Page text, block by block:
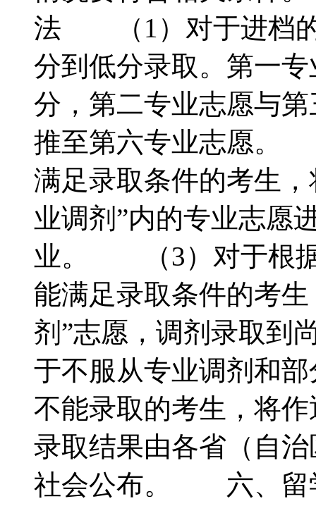
法 （1）对于进档的
分到低分录取。第一
分，第二专业志愿与
推至第六专业志愿。
满足录取条件的考生
业调剂”内的专业志愿
业。 （3）对于根据
能满足录取条件的考
剂”志愿，调剂录取
于不服从专业调剂和
不能录取的考生，将
录取结果由各省（自
社会公布。 六、留